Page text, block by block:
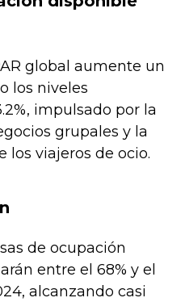
global aumente un
los niveles
impulsado por la
grupales y la
los viajeros de ocio.
de ocupación
entre el 68% y el
alcanzando casi